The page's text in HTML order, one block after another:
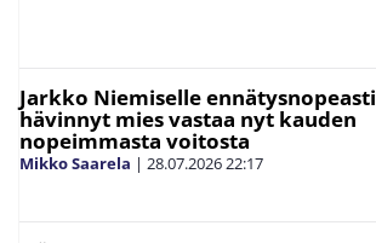
Jarkko Niemiselle ennätysnopeasti
hävinnyt mies vastaa nyt kauden
nopeimmasta voitosta
Mikko Saarela | 28.07.202622:17